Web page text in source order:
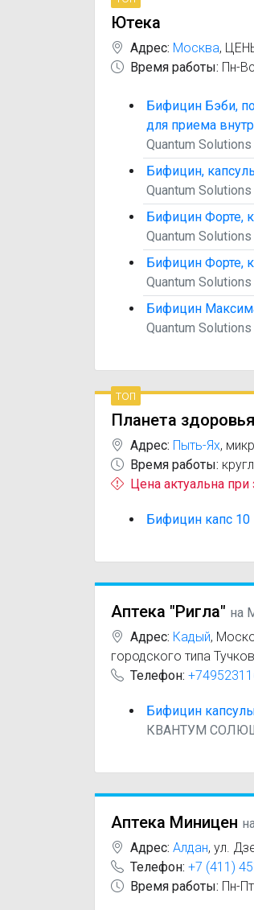
Ютека
Адрес: Москва,
Время работы: Пн-
Бифицин Бэби,
для приема
Quantum
Бифицин,
Quantum
Бифицин Форте,
Quantum
Бифицин Форте,
Quantum
Бифицин
Quantum
топ
Планета здоровья
Адрес: Пыть-Ях,
Время работы:
Цена актуальна при
Бифицин капс
Аптека "Ригла" на
Адрес: Кадый,
городского типа
Телефон:
Бифицин
КВАНТУМ
Аптека Миницен
Адрес: Алдан, ул.
Телефон: +7 (411)
Время работы: Пн-